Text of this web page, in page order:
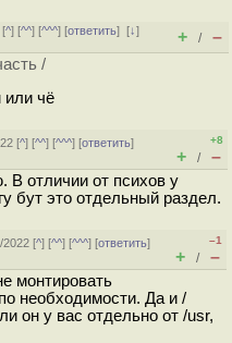
[^] [^^] [^^^] [ответить][↓]
+ / –
/
или чё
[^] [^^] [^^^] [ответить]
+8
+ / –
В отличии от психов у
бут это отдельный раздел.
2022 [^] [^^] [^^^] [ответить]
–1
+ / –
монтировать
необходимости. Да и /
он у вас отдельно от /usr,